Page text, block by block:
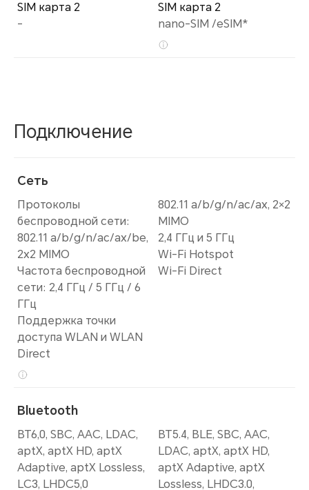
SIM карта 2
-
SIM карта 2
nano-SIM /eSIM*
Подключение
Сеть
Протоколы
беспроводной сети:
802.11 a/b/g/n/ac/ax/be,
2x2 MIMO
Частота беспроводной
сети: 2,4 ГГц / 5 ГГц / 6
ГГц
Поддержка точки
доступа WLAN и WLAN
Direct
Bluetooth
BT6,0, SBC, AAC, LDAC,
aptX, aptX HD, aptX
Adaptive, aptX Lossless,
LC3, LHDC5,0
802.11 a/b/g/n/ac/ax, 2×2
MIMO
2,4 ГГц и 5 ГГц
Wi-Fi Hotspot
Wi-Fi Direct
BT5.4, BLE, SBC, AAC,
LDAC, aptX, aptX HD,
aptX Adaptive, aptX
Lossless, LHDC3.0,